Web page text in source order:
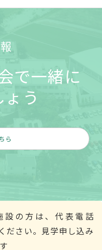
で一緒に
う
ら
の方は、代表電話
ださい。見学申し込み